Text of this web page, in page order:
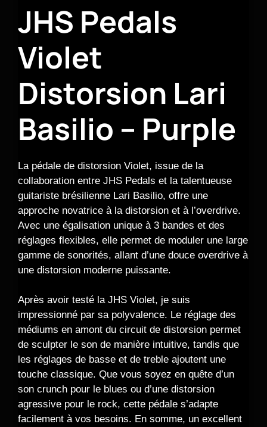
JHS Pedals
Violet
Distorsion Lari
Basilio – Purple
La pédale de distorsion Violet, issue de la
collaboration entre JHS Pedals et la talentueuse
guitariste brésilienne Lari Basilio, offre une
approche novatrice à la distorsion et à l’overdrive.
Avec une égalisation unique à 3 bandes et des
réglages flexibles, elle permet de moduler une large
gamme de sonorités, allant d’une douce overdrive à
une distorsion moderne puissante.
Après avoir testé la JHS Violet, je suis
impressionné par sa polyvalence. Le réglage des
médiums en amont du circuit de distorsion permet
de sculpter le son de manière intuitive, tandis que
les réglages de basse et de treble ajoutent une
touche classique. Que vous soyez en quête d’un
son crunch pour le blues ou d’une distorsion
agressive pour le rock, cette pédale s’adapte
facilement à vos besoins. En somme, un excellent